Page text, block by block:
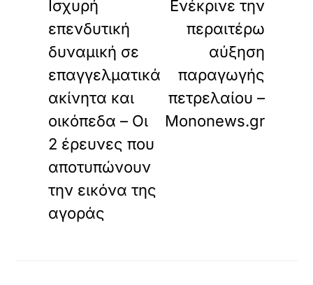
Ισχυρή
επενδυτική
δυναμική σε
επαγγελματικά
ακίνητα και
οικόπεδα – Οι
2 έρευνες που
αποτυπώνουν
την εικόνα της
αγοράς
Ενέκρινε την
περαιτέρω
αύξηση
παραγωγής
πετρελαίου –
Mononews.gr